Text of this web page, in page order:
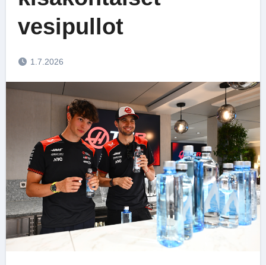
vesipullot
1.7.2026